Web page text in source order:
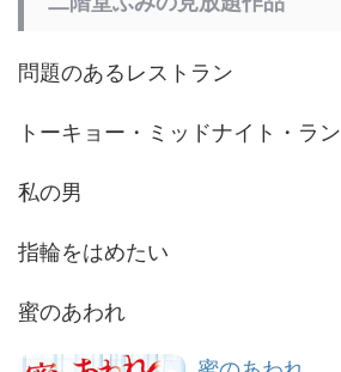
問題のあるレストラン
トーキョー・ミッドナイト・ラン
私の男
指輪をはめたい
蜜のあわれ